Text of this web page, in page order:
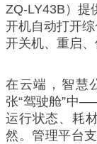
ZQ-LY43B）提
开机自动打开
开关机、重启、
在云端，智慧
张“驾驶舱”中
运行状态、耗
然。管理平台